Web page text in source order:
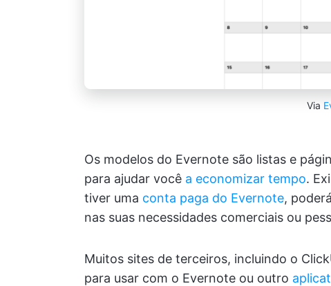
Via
Os modelos do Evernote são listas e
para ajudar você a economizar tempo.
tiver uma conta paga do Evernote,
nas suas necessidades comerciais ou
Muitos sites de terceiros, incluindo o
para usar com o Evernote ou outro